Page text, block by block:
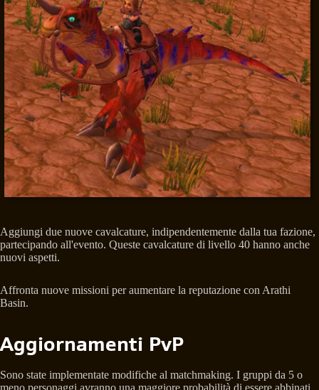
Aggiungi due nuove cavalcature, indipendentemente dalla tua fazione,
partecipando all'evento. Queste cavalcature di livello 40 hanno anche
nuovi aspetti.
Affronta nuove missioni per aumentare la reputazione con Arathi
Basin.
Aggiornamenti PvP
Sono state implementate modifiche al matchmaking. I gruppi da 5 o
meno personaggi avranno una maggiore probabilità di essere abbinati